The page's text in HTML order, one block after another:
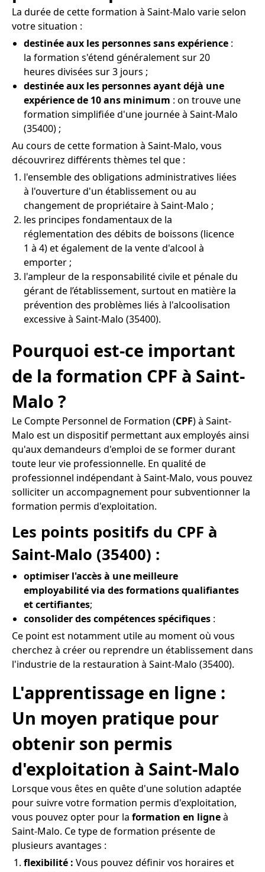
La durée de cette formation à Saint-Malo varie selon
votre situation :
destinée aux les personnes sans expérience :
la formation s'étend généralement sur 20
heures divisées sur 3 jours ;
destinée aux les personnes ayant déjà une
expérience de 10 ans minimum : on trouve une
formation simplifiée d'une journée à Saint-Malo
(35400) ;
Au cours de cette formation à Saint-Malo, vous
découvrirez différents thèmes tel que :
l'ensemble des obligations administratives liées
à l'ouverture d'un établissement ou au
changement de propriétaire à Saint-Malo ;
les principes fondamentaux de la
réglementation des débits de boissons (licence
1 à 4) et également de la vente d'alcool à
emporter ;
l'ampleur de la responsabilité civile et pénale du
gérant de l’établissement, surtout en matière la
prévention des problèmes liés à l'alcoolisation
excessive à Saint-Malo (35400).
Pourquoi est-ce important
de la formation CPF à Saint-
Malo ?
Le Compte Personnel de Formation (CPF) à Saint-
Malo est un dispositif permettant aux employés ainsi
qu'aux demandeurs d'emploi de se former durant
toute leur vie professionnelle. En qualité de
professionnel indépendant à Saint-Malo, vous pouvez
solliciter un accompagnement pour subventionner la
formation permis d'exploitation.
Les points positifs du CPF à
Saint-Malo (35400) :
optimiser l'accès à une meilleure
employabilité via des formations qualifiantes
et certifiantes;
consolider des compétences spécifiques :
Ce point est notamment utile au moment où vous
cherchez à créer ou reprendre un établissement dans
l'industrie de la restauration à Saint-Malo (35400).
L'apprentissage en ligne :
Un moyen pratique pour
obtenir son permis
d'exploitation à Saint-Malo
Lorsque vous êtes en quête d'une solution adaptée
pour suivre votre formation permis d'exploitation,
vous pouvez opter pour la formation en ligneà
Saint-Malo. Ce type de formation présente de
plusieurs avantages :
flexibilité : Vous pouvez définir vos horaires et